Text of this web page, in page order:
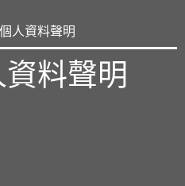
人資料聲明
料聲明